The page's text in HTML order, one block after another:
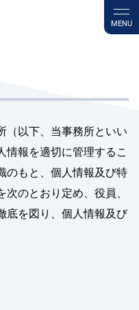
MENU
（以下、当事務所といい
情報を適切に管理するこ
のもと、個人情報及び特
のとおり定め、役員、
底を図り、個人情報及び